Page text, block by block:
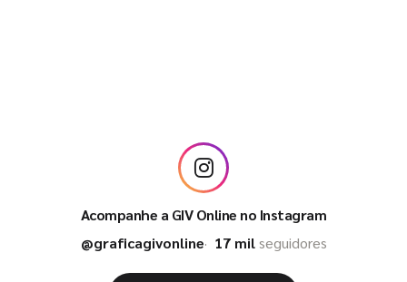
Acompanhe a GIV Online no Instagram
@graficagivonline
17 milseguidores